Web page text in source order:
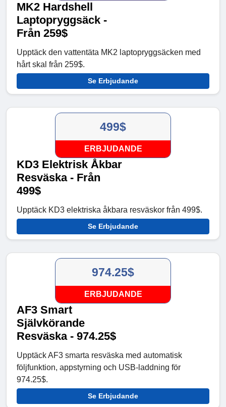
MK2 Hardshell
Laptopryggsäck -
Från 259$
Upptäck den vattentäta MK2 laptopryggsäcken med
hårt skal från 259$.
Se Erbjudande
499$
ERBJUDANDE
KD3 Elektrisk Åkbar
Resväska - Från
499$
Upptäck KD3 elektriska åkbara resväskor från 499$.
Se Erbjudande
974.25$
ERBJUDANDE
AF3 Smart
Självkörande
Resväska - 974.25$
Upptäck AF3 smarta resväska med automatisk
följfunktion, appstyrning och USB-laddning för
974.25$.
Se Erbjudande